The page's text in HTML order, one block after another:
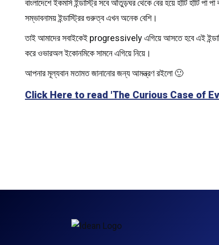
বাংলাদেশে ইকমার্স ইন্ডাস্ট্রি সবে আঁতুড়ঘর থেকে বের হয়ে হাঁটি
সম্ভাবনাময় ইন্ডাস্ট্রির গুরুত্ব এখন অনেক বেশি।
তাই আমাদের সবাইকেই progressively এগিয়ে আসতে হবে এই
করে ওভারঅল ইকোনমিকে সামনে এগিয়ে নিয়ে।
আপনার মূল্যবান মতামত জানানোর জন্য আমন্ত্রণ রইলো 🙂
Click Here to read 'The Curious Case of